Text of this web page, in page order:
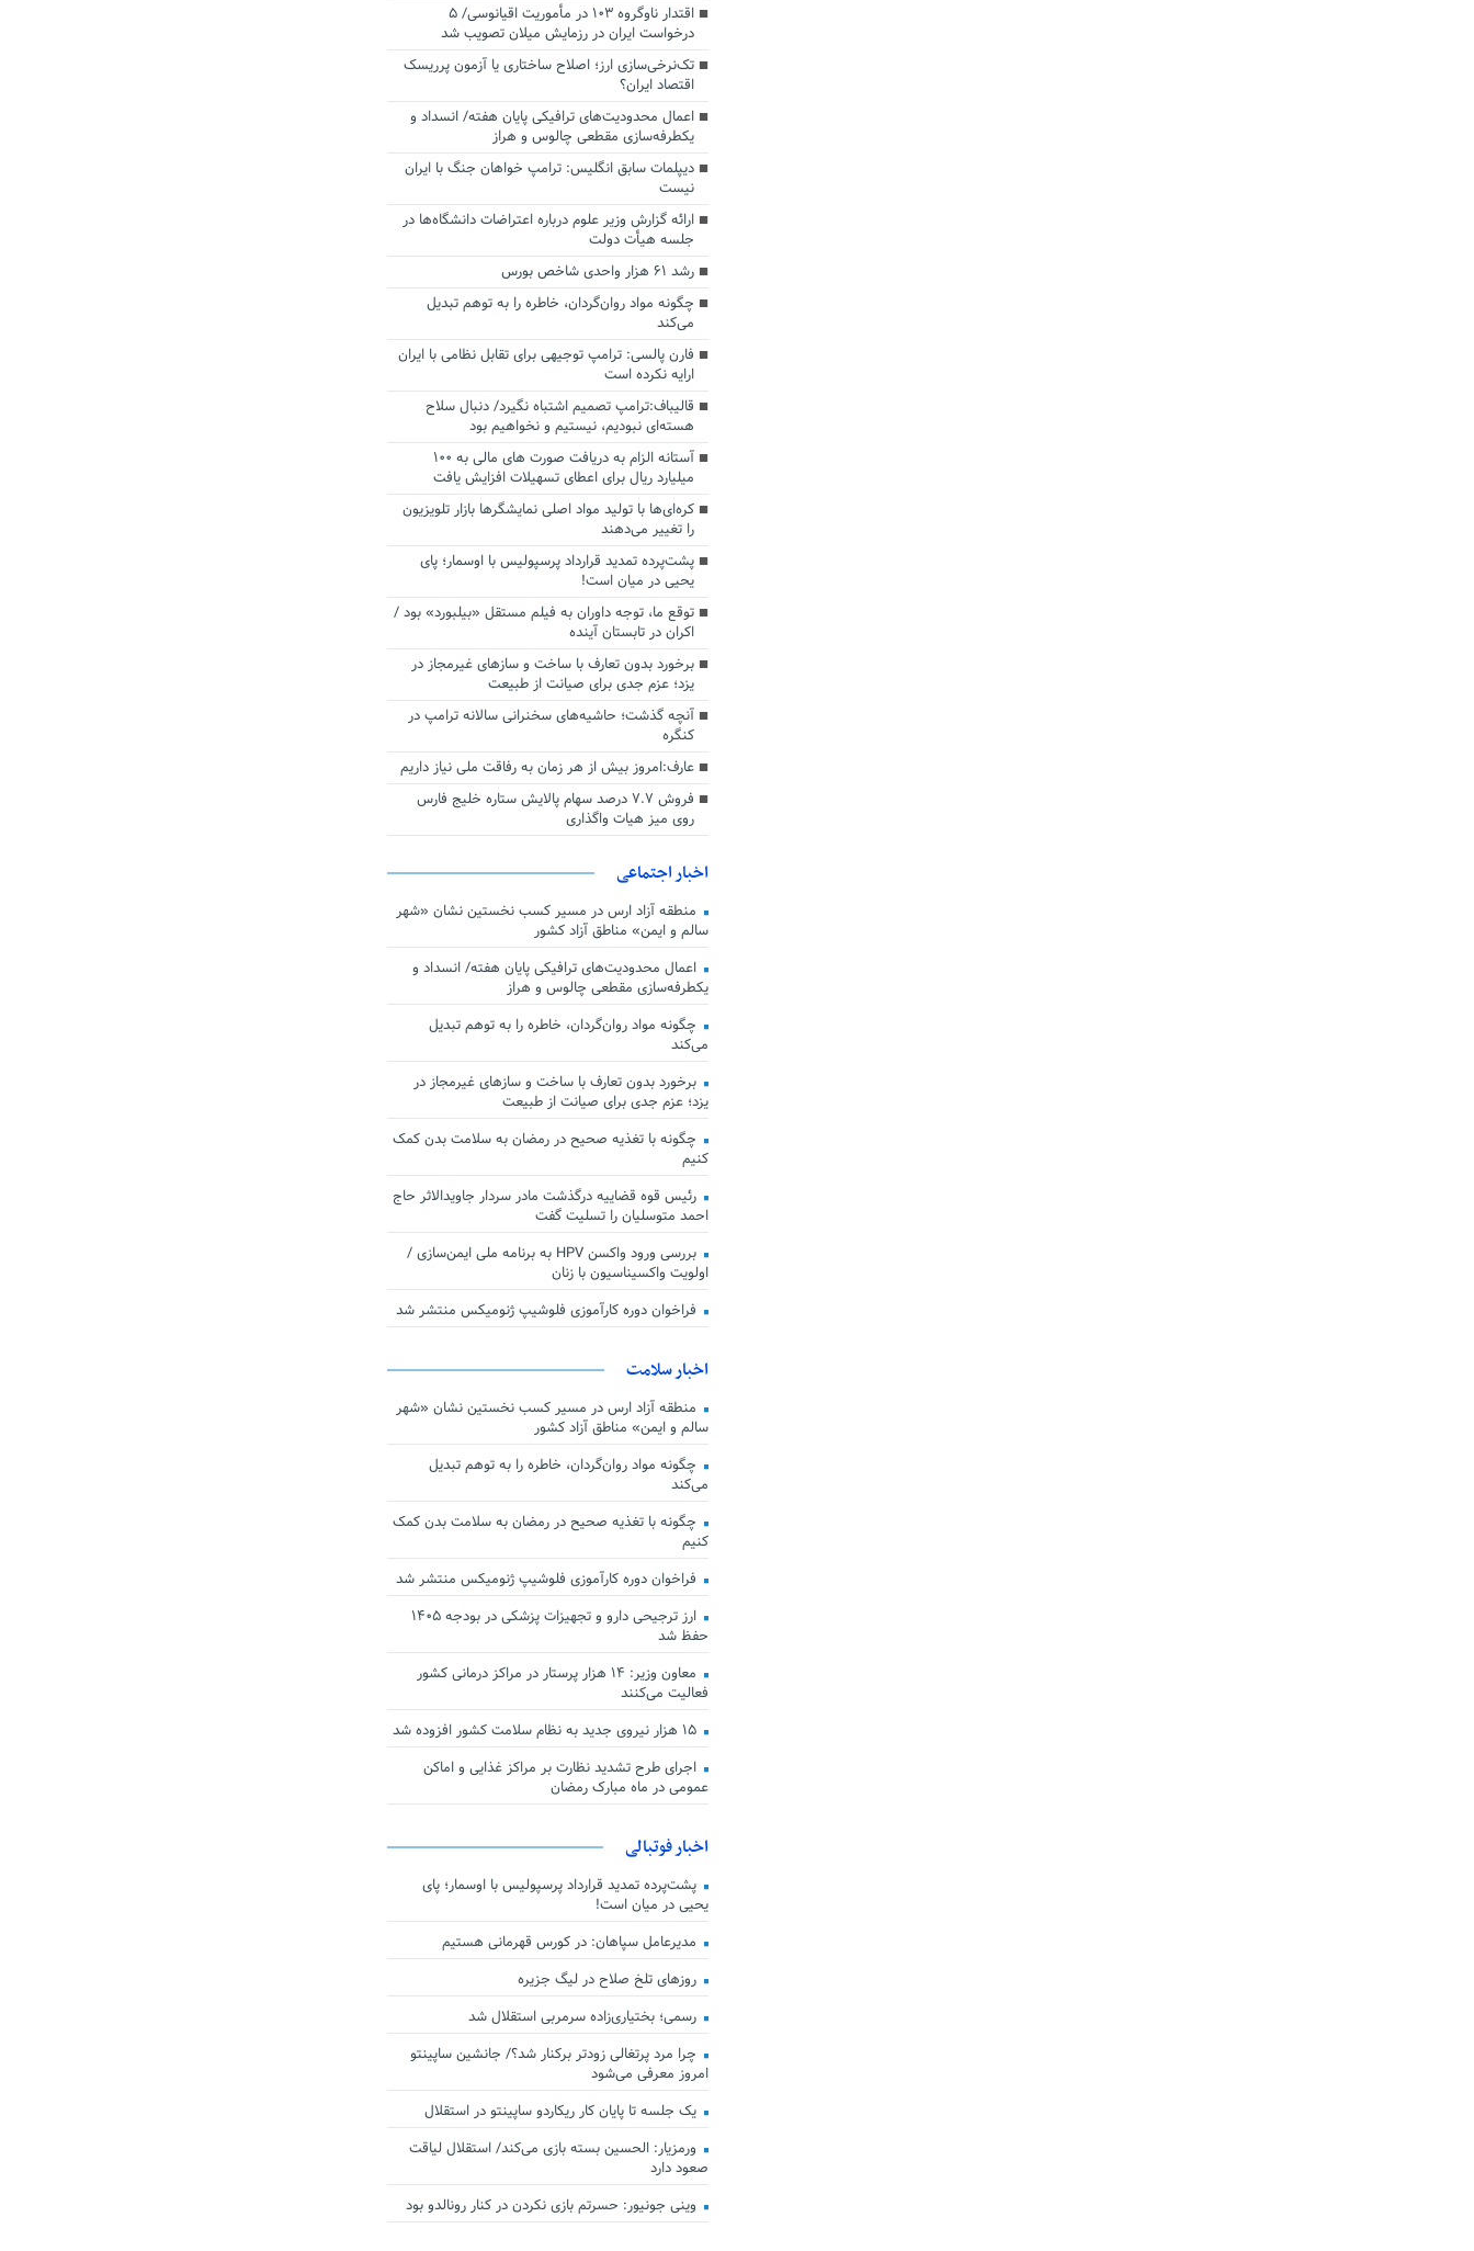
اقتدار ناوگروه ۱۰۳ در مأموریت‌ اقیانوسی/ ۵
درخواست ایران در رزمایش میلان تصویب شد
تک‌نرخی‌سازی ارز؛ اصلاح ساختاری یا آزمون پرریسک
اقتصاد ایران؟
اعمال محدودیت‌های ترافیکی پایان هفته/ انسداد و
یکطرفه‌سازی مقطعی چالوس و هراز
دیپلمات سابق انگلیس:‌ ترامپ خواهان جنگ با ایران
نیست
ارائه گزارش وزیر علوم درباره اعتراضات دانشگاه‌ها در
جلسه هیأت دولت
رشد ۶۱ هزار واحدی شاخص بورس
چگونه مواد روان‌گردان، خاطره را به توهم تبدیل
می‌کند
فارن پالسی: ترامپ توجیهی برای تقابل نظامی با ایران
ارایه نکرده است
قالیباف:ترامپ تصمیم اشتباه نگیرد/ دنبال سلاح
هسته‌ای نبودیم، نیستیم و نخواهیم بود
آستانه الزام به دریافت صورت های مالی به ۱۰۰
میلیارد ریال برای اعطای تسهیلات افزایش یافت
کره‌ای‌ها با تولید مواد اصلی نمایشگرها بازار تلویزیون
را تغییر می‌دهند
پشت‌پرده تمدید قرارداد پرسپولیس با اوسمار؛ پای
یحیی در میان است!
توقع ما، توجه داوران به فیلم مستقل «بیلبورد» بود /
اکران در تابستان آینده
برخورد بدون تعارف با ساخت‌ و سازهای غیرمجاز در
یزد؛ عزم جدی برای صیانت از طبیعت
آنچه گذشت؛ حاشیه‌های سخنرانی سالانه ترامپ در
کنگره
عارف:امروز بیش از هر زمان به رفاقت ملی نیاز داریم
فروش ۷.۷ درصد سهام پالایش ستاره خلیج فارس
روی میز هیات واگذاری
اخبار اجتماعی
منطقه آزاد ارس در مسیر کسب نخستین نشان «شهر
سالم و ایمن» مناطق آزاد کشور
اعمال محدودیت‌های ترافیکی پایان هفته/ انسداد و
یکطرفه‌سازی مقطعی چالوس و هراز
چگونه مواد روان‌گردان، خاطره را به توهم تبدیل
می‌کند
برخورد بدون تعارف با ساخت‌ و سازهای غیرمجاز در
یزد؛ عزم جدی برای صیانت از طبیعت
چگونه با تغذیه صحیح در رمضان به سلامت بدن کمک
کنیم
رئیس قوه قضاییه درگذشت مادر سردار جاویدالاثر حاج
احمد متوسلیان را تسلیت گفت
بررسی ورود واکسن HPV به برنامه ملی ایمن‌سازی /
اولویت واکسیناسیون با زنان
فراخوان دوره کارآموزی فلوشیپ ژنومیکس منتشر شد
اخبار سلامت
منطقه آزاد ارس در مسیر کسب نخستین نشان «شهر
سالم و ایمن» مناطق آزاد کشور
چگونه مواد روان‌گردان، خاطره را به توهم تبدیل
می‌کند
چگونه با تغذیه صحیح در رمضان به سلامت بدن کمک
کنیم
فراخوان دوره کارآموزی فلوشیپ ژنومیکس منتشر شد
ارز ترجیحی دارو و تجهیزات پزشکی در بودجه ۱۴۰۵
حفظ شد
معاون وزیر: ۱۴ هزار پرستار در مراکز درمانی کشور
فعالیت می‌کنند
۱۵ هزار نیروی جدید به نظام سلامت کشور افزوده شد
اجرای طرح تشدید نظارت بر مراکز غذایی و اماکن
عمومی در ماه مبارک رمضان
اخبار فوتبالی
پشت‌پرده تمدید قرارداد پرسپولیس با اوسمار؛ پای
یحیی در میان است!
مدیرعامل سپاهان: در کورس قهرمانی هستیم
روزهای تلخ صلاح در لیگ جزیره
رسمی؛ بختیاری‌زاده سرمربی استقلال شد
چرا مرد پرتغالی زودتر برکنار شد؟/ جانشین ساپینتو
امروز معرفی می‌شود
یک جلسه تا پایان کار ریکاردو ساپینتو در استقلال
ورمزیار: الحسین بسته بازی می‌کند/ استقلال لیاقت
صعود دارد
وینی جونیور: حسرتم بازی نکردن در کنار رونالدو بود